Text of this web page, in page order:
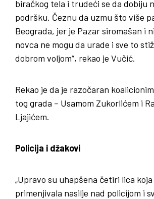
biračkog tela i trudeći se da dobiju
podršku. Čeznu da uzmu što više
Beograda, jer je Pazar siromašan i
novca ne mogu da urade i sve to
dobrom voljom“, rekao je Vučić.
Rekao je da je razočaran
tog grada – Usamom Zukorlićem i
Ljajićem.
Policija i džakovi
„Upravo su uhapšena četiri lica koja
primenjivala nasilje nad policijom i